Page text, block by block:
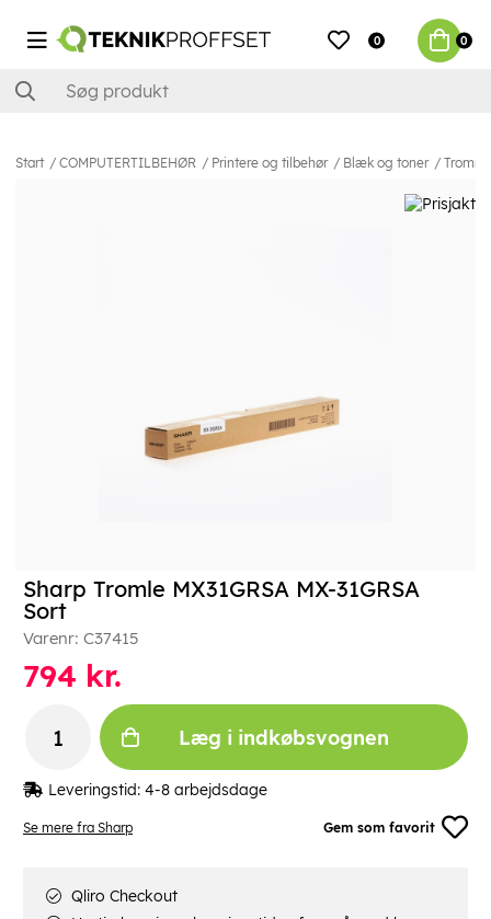
0 0
Start COMPUTERTILBEHØR Printere og tilbehør Blæk og toner
Se mere fra Sharp Gem som favorit
Sharp Tromle MX31GRSA MX-31GRSA
Sort
Varenr: C37415
794 kr.
Læg i indkøbsvognen
Leveringstid: 4-8 arbejdsdage
Qliro Checkout